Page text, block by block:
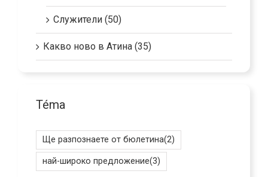
Служители (50)
Какво ново в Атина (35)
Téma
Ще разпознаете от бюлетина(2)
най-широко предложение(3)